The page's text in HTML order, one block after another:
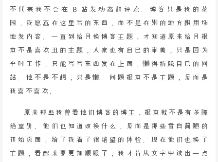
不代表我不会在 B 站发动态和评论。博客只是我的花
园，我愿意在这里写的东西，而不是在别的地方租用场
地发内容。一直到拾月换博客主题，才知道原来拾月根
本不是喜欢丑的主题，人家也有自己的审美，只是因为
平时工作，只能写写东西发在上面，懒得折腾自己的网
站。他不是不想，只是懒。问题根本不是主题，反而是
我喜不喜欢。
原来那些我曾看他们博客的博主，根本就不是有多隔
绝室外。他们也知道该换什么，反而是那些雪白简陋的
初始页面，给了我看了很绝望的体验。现在他们也换了
主题，看起来要更加顺眼了，我才肯从文字中读出一点